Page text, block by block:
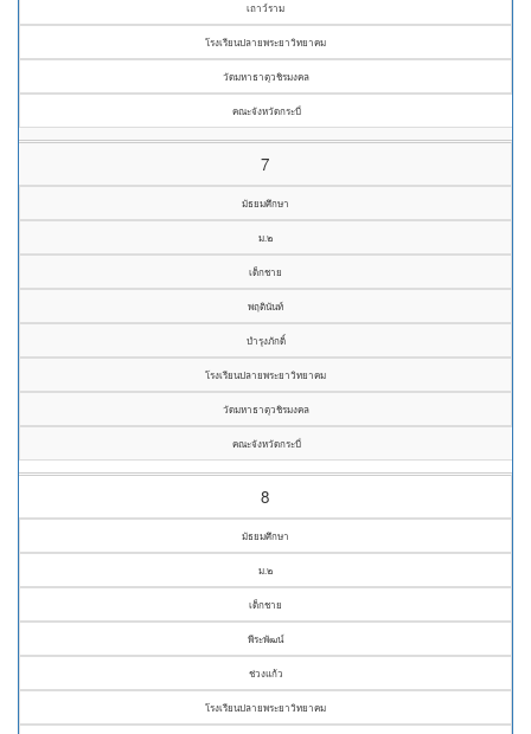
เถาว์ราม
โรงเรียนปลายพระยาวิทยาคม
วัดมหาธาตุวชิรมงคล
คณะจังหวัดกระบี่
7
มัธยมศึกษา
ม.๒
เด็กชาย
พฤตินันท์
บำรุงภักดิ์
โรงเรียนปลายพระยาวิทยาคม
วัดมหาธาตุวชิรมงคล
คณะจังหวัดกระบี่
8
มัธยมศึกษา
ม.๒
เด็กชาย
พีระพัฒน์
ช่วงแก้ว
โรงเรียนปลายพระยาวิทยาคม